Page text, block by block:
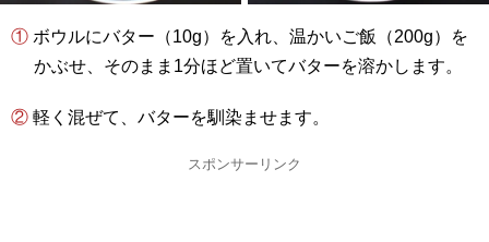
① ボウルにバター（10g）を入れ、温かいご飯（200g）を
かぶせ、そのまま1分ほど置いてバターを溶かします。
② 軽く混ぜて、バターを馴染ませます。
スポンサーリンク